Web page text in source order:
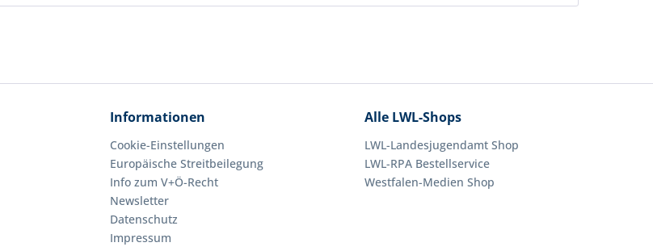
Informationen
Cookie-Einstellungen
Europäische Streitbeilegung
Info zum V+Ö-Recht
Newsletter
Datenschutz
Impressum
Alle LWL-Shops
LWL-Landesjugendamt Shop
LWL-RPA Bestellservice
Westfalen-Medien Shop